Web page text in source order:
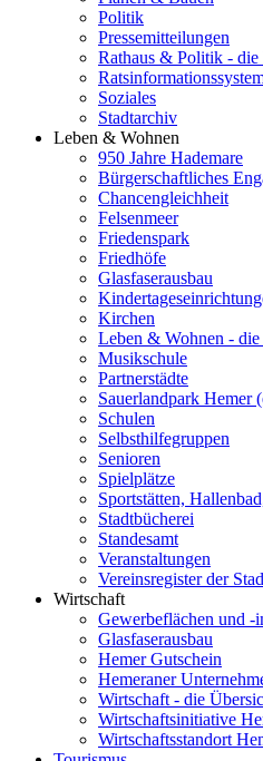
Politik
Pressemitteilungen
Rathaus & Politik - die
Soziales
Stadtarchiv
Leben & Wohnen
950 Jahre Hademare
Bürgerschaftliches
Chancengleichheit
Felsenmeer
Friedenspark
Friedhöfe
Glasfaserausbau
Kirchen
Leben & Wohnen -
Musikschule
Partnerstädte
Sauerlandpark Hemer
Schulen
Selbsthilfegruppen
Senioren
Spielplätze
Sportstätten,
Stadtbücherei
Standesamt
Veranstaltungen
Vereinsregister der
Wirtschaft
Gewerbeflächen und -
Glasfaserausbau
Hemer Gutschein
Hemeraner
Wirtschaft - die
Wirtschaftsinitiative
Wirtschaftsstandort